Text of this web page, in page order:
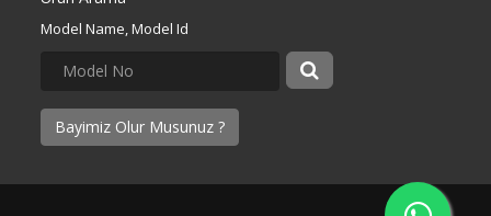
Model Name, Model Id
Bayimiz Olur Musunuz ?